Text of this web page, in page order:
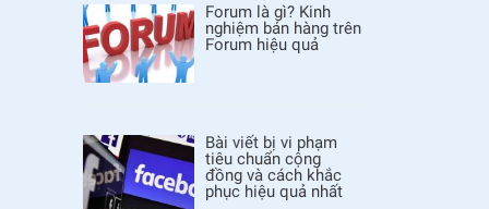
Forum là gì? Kinh
nghiệm bán hàng trên
Forum hiệu quả
Bài viết bị vi phạm
tiêu chuẩn cộng
đồng và cách khắc
phục hiệu quả nhất